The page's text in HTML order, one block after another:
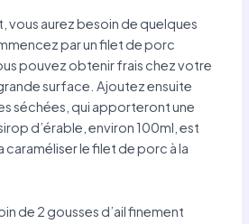
vous aurez besoin de quelques
par un filet de porc
pouvez obtenir frais chez votre
surface. Ajoutez ensuite
séchées, qui apporteront une
d’érable, environ 100ml, est
caraméliser le filet de porc à la
de 2 gousses d’ail finement